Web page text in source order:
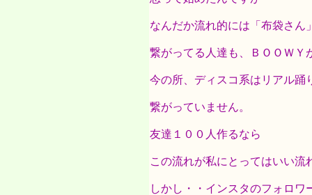
なんだか流れ的には「布袋さん
繋がってる人達も、ＢＯＯＷＹ
今の所、ディスコ系はリアル踊
繋がっていません。
友達１００人作るなら
この流れが私にとってはいい流
しかし・・インスタのフォロワ